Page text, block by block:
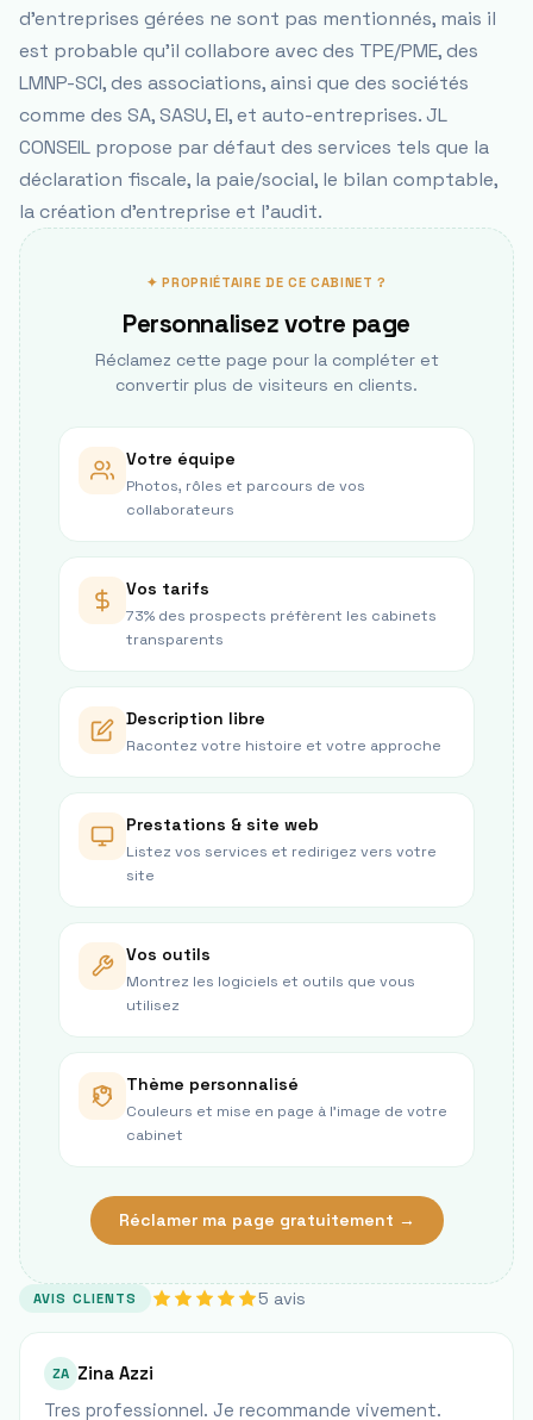
d'entreprises gérées ne sont pas mentionnés, mais il
est probable qu'il collabore avec des TPE/PME, des
LMNP-SCI, des associations, ainsi que des sociétés
comme des SA, SASU, EI, et auto-entreprises. JL
CONSEIL propose par défaut des services tels que la
déclaration fiscale, la paie/social, le bilan comptable,
la création d'entreprise et l'audit.
✦ PROPRIÉTAIRE DE CE CABINET ?
Personnalisez votre page
Réclamez cette page pour la compléter et
convertir plus de visiteurs en clients.
Votre équipe
Photos, rôles et parcours de vos
collaborateurs
Vos tarifs
73% des prospects préfèrent les cabinets
transparents
Description libre
Racontez votre histoire et votre approche
Prestations & site web
Listez vos services et redirigez vers votre
site
Vos outils
Montrez les logiciels et outils que vous
utilisez
Thème personnalisé
Couleurs et mise en page à l’image de votre
cabinet
Réclamer ma page gratuitement →
AVIS CLIENTS 5 avis
ZA Zina Azzi
Tres professionnel. Je recommande vivement.